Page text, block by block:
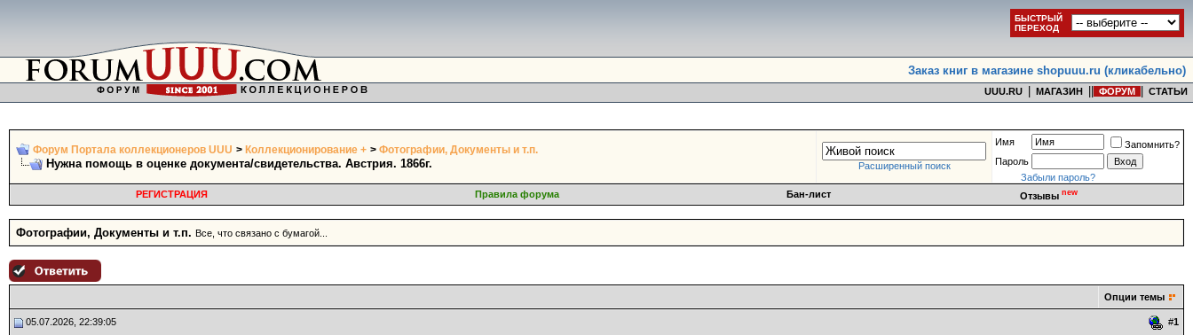
БЫСТРЫЙ
ПЕРЕХОД
Заказ книг в магазине shopuuu.ru (кликабельно)
UUU.RU МАГАЗИН ФОРУМ СТАТЬИ
Форум Портала коллекционеров UUU > Коллекционирование + > Фотографии, Документы и т.п.
Нужна помощь в оценке документа/свидетельства. Австрия. 1866г. Расширенный поиск
Имя
Запомнить?
Пароль
Забыли пароль?
РЕГИСТРАЦИЯ
Правила форума Бан-лист Отзывы new
Фотографии, Документы и т.п. Все, что связано с бумагой...
Опции темы
05.07.2026, 22:39:05 #1